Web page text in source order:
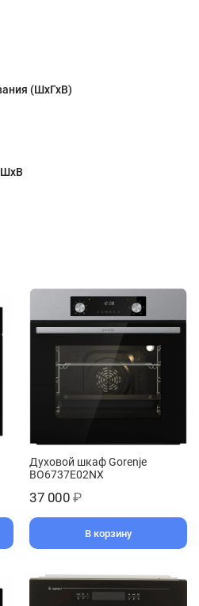
(ШхГхВ)
Духовой шкаф Gorenje
BO6737E02NX
37 000 ₽
В корзину